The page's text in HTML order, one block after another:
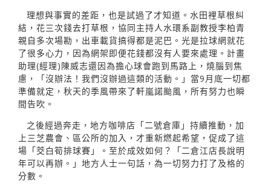
理想與事實的差距，也是試過了才知道。水田裡草根糾
結，花三次錢去打草根，協同主持人水環系副教授李柏青
親自多次場勘，出車載貨搞得都是泥巴。光是拉球網就花
了很多心力，因為網架即便花錢都沒有人要來處理。計畫
助理(經理)陳威志還因為擔心球會跑到馬路上，燒腦到焦
慮，「沒辦法！我們沒辦過這類的活動。」當9月底一切都
準備就定，秋天的季風帶來了軒嵐諾颱風，所有努力也瞬
間告吹。
之後經過奔走，地方咖啡店「二號倉庫」持續推動，加
上三芝農會、區公所的加入，才重新燃起希望，促成了這
場「茭白筍排球賽」。至於成效如何？「二倉江店長說明
年可以再辦。」地方人士一句話，為一切努力打了及格的
分數。